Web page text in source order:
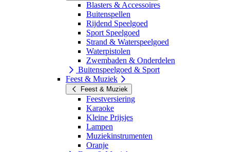
Blasters & Accessoires
Buitenspellen
Rijdend Speelgoed
Sport Speelgoed
Strand & Waterspeelgoed
Waterpistolen
Zwembaden & Onderdelen
Buitenspeelgoed & Sport
Feest & Muziek
Feest & Muziek
Feestversiering
Karaoke
Kleine Prijsjes
Lampen
Muziekinstrumenten
Oranje